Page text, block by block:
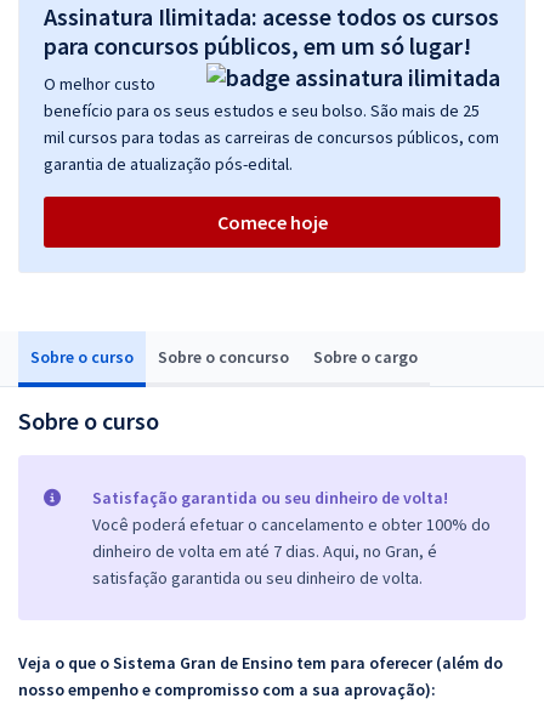
Sobre o curso Sobre o concurso Sobre o cargo
Sobre o curso
Satisfação garantida ou seu dinheiro de volta!
Você poderá efetuar o cancelamento e obter 100% do
dinheiro de volta em até 7 dias. Aqui, no Gran, é
satisfação garantida ou seu dinheiro de volta.
Veja o que o Sistema Gran de Ensino tem para oferecer (além do
nosso empenho e compromisso com a sua aprovação):
Assinatura Ilimitada: acesse todos os cursos
para concursos públicos, em um só lugar!
O melhor custo
benefício para os seus estudos e seu bolso. São mais de 25
mil cursos para todas as carreiras de concursos públicos, com
garantia de atualização pós-edital.
Comece hoje